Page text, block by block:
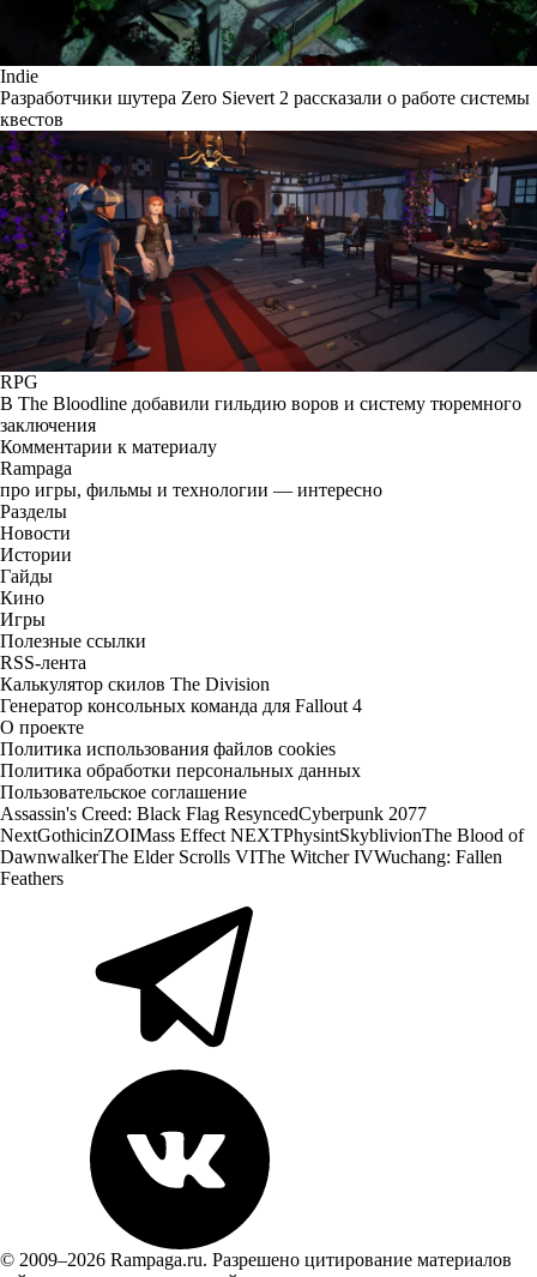
Indie
Разработчики шутера Zero Sievert 2 рассказали о работе системы
квестов
RPG
В The Bloodline добавили гильдию воров и систему тюремного
заключения
Комментарии к материалу
Rampaga
про игры, фильмы и технологии — интересно
Разделы
Новости
Истории
Гайды
Кино
Игры
Полезные ссылки
RSS-лента
Калькулятор скилов The Division
Генератор консольных команда для Fallout 4
О проекте
Политика использования файлов cookies
Политика обработки персональных данных
Пользовательское соглашение
Assassin's Creed: Black Flag ResyncedCyberpunk 2077
NextGothicinZOIMass Effect NEXTPhysintSkyblivionThe Blood of
DawnwalkerThe Elder Scrolls VIThe Witcher IVWuchang: Fallen
Feathers
© 2009–2026 Rampaga.ru. Разрешено цитирование материалов